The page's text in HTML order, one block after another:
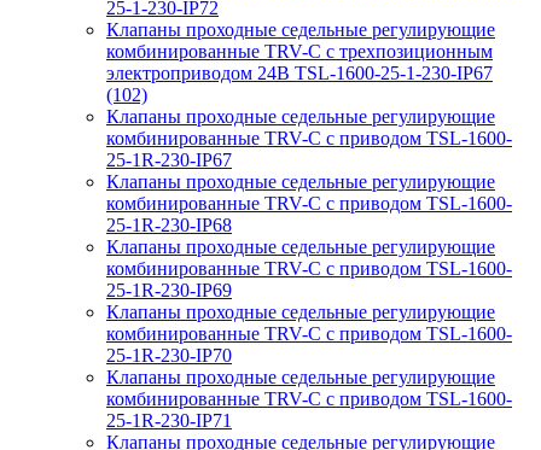
25-1-230-IP72
Клапаны проходные седельные регулирующие
комбинированные TRV-С с трехпозиционным
электроприводом 24В TSL-1600-25-1-230-IP67
(102)
Клапаны проходные седельные регулирующие
комбинированные TRV-С с приводом TSL-1600-
25-1R-230-IP67
Клапаны проходные седельные регулирующие
комбинированные TRV-С с приводом TSL-1600-
25-1R-230-IP68
Клапаны проходные седельные регулирующие
комбинированные TRV-С с приводом TSL-1600-
25-1R-230-IP69
Клапаны проходные седельные регулирующие
комбинированные TRV-С с приводом TSL-1600-
25-1R-230-IP70
Клапаны проходные седельные регулирующие
комбинированные TRV-С с приводом TSL-1600-
25-1R-230-IP71
Клапаны проходные седельные регулирующие